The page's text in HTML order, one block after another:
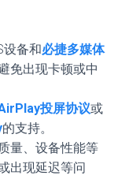
设备和必捷多媒体
免出现卡顿或中
投屏协议或
的支持。
量、设备性能等
出现延迟等问